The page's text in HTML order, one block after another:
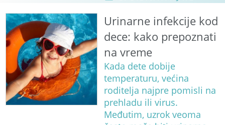
Urinarne infekcije kod
dece: kako prepoznati
na vreme
Kada dete dobije
temperaturu, većina
roditelja najpre pomisli na
prehladu ili virus.
Međutim, uzrok veoma